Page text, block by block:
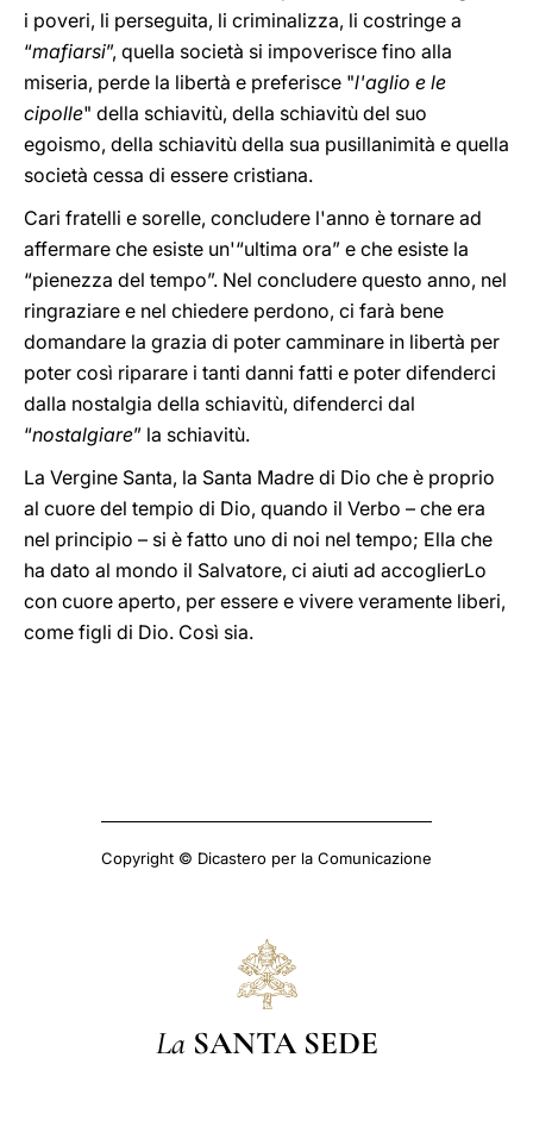
i poveri, li perseguita, li criminalizza, li costringe a
“mafiarsi”, quella società si impoverisce fino alla
miseria, perde la libertà e preferisce "l'aglio e le
cipolle" della schiavitù, della schiavitù del suo
egoismo, della schiavitù della sua pusillanimità e quella
società cessa di essere cristiana.
Cari fratelli e sorelle, concludere l'anno è tornare ad
affermare che esiste un'“ultima ora” e che esiste la
“pienezza del tempo”. Nel concludere questo anno, nel
ringraziare e nel chiedere perdono, ci farà bene
domandare la grazia di poter camminare in libertà per
poter così riparare i tanti danni fatti e poter difenderci
dalla nostalgia della schiavitù, difenderci dal
“nostalgiare” la schiavitù.
La Vergine Santa, la Santa Madre di Dio che è proprio
al cuore del tempio di Dio, quando il Verbo – che era
nel principio – si è fatto uno di noi nel tempo; Ella che
ha dato al mondo il Salvatore, ci aiuti ad accoglierLo
con cuore aperto, per essere e vivere veramente liberi,
come figli di Dio. Così sia.
Copyright © Dicastero per la Comunicazione
La SANTA SEDE